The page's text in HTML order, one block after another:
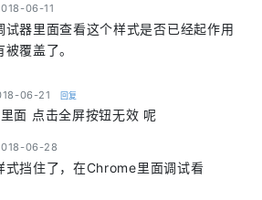
06-11
试器里面查看这个样式是否已经起作用
覆盖了。
06-21 回复
面 点击全屏按钮无效 呢
06-28
式挡住了，在Chrome里面调试看